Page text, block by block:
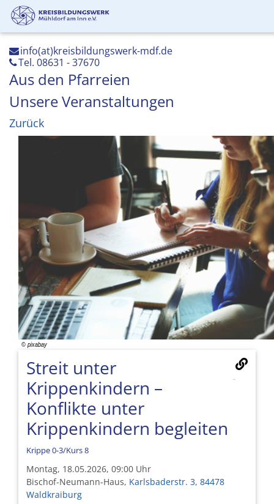
info(at)kreisbildungswerk-mdf.de
Tel. 08631 - 37670
Aus den Pfarreien
Unsere Veranstaltungen
Zurück
Streit unter
Krippenkindern –
Konflikte unter
Krippenkindern begleiten
Krippe 0-3/Kurs 8
Montag, 18.05.2026, 09:00 Uhr
Bischof-Neumann-Haus, Karlsbaderstr. 3, 84478
Waldkraiburg